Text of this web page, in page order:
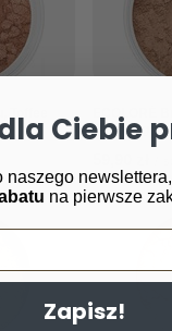
Toffee
ECOLORÉ
Diani, 4 g
Ciebie
naszego
na pierwsze
Zapisz!